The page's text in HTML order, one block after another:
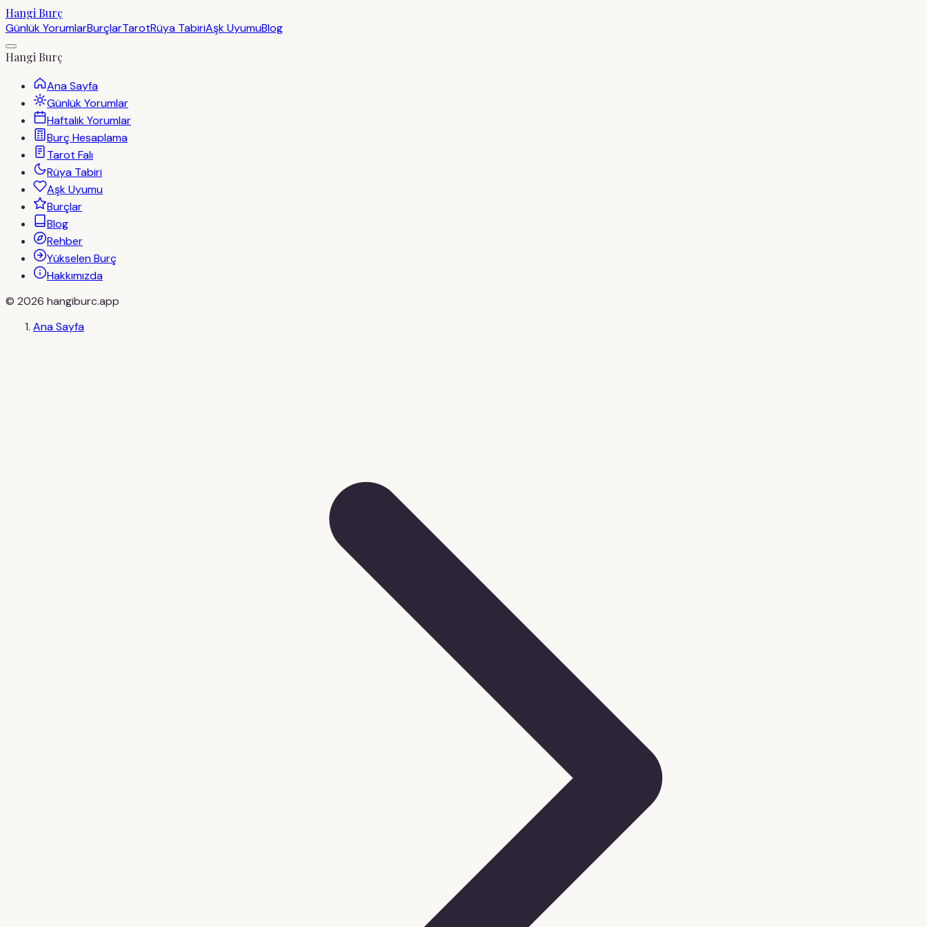
Hangi Burç
Günlük YorumlarBurçlarTarotRüya TabiriAşk UyumuBlog
Hangi Burç
Ana Sayfa
Günlük Yorumlar
Haftalık Yorumlar
Burç Hesaplama
Tarot Falı
Rüya Tabiri
Aşk Uyumu
Burçlar
Blog
Rehber
Yükselen Burç
Hakkımızda
© 2026 hangiburc.app
Ana Sayfa